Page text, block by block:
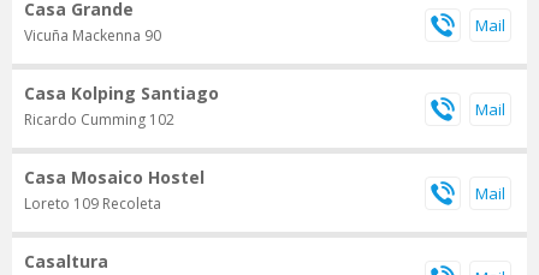
Casa Grande
Vicuña Mackenna 90
Casa Kolping Santiago
Ricardo Cumming 102
Casa Mosaico Hostel
Loreto 109 Recoleta
Casaltura